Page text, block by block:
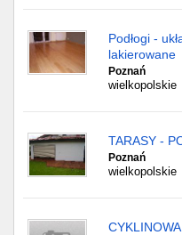
Podłogi -
lakierowane
Poznań
wielkopolskie
TARASY -
Poznań
wielkopolskie